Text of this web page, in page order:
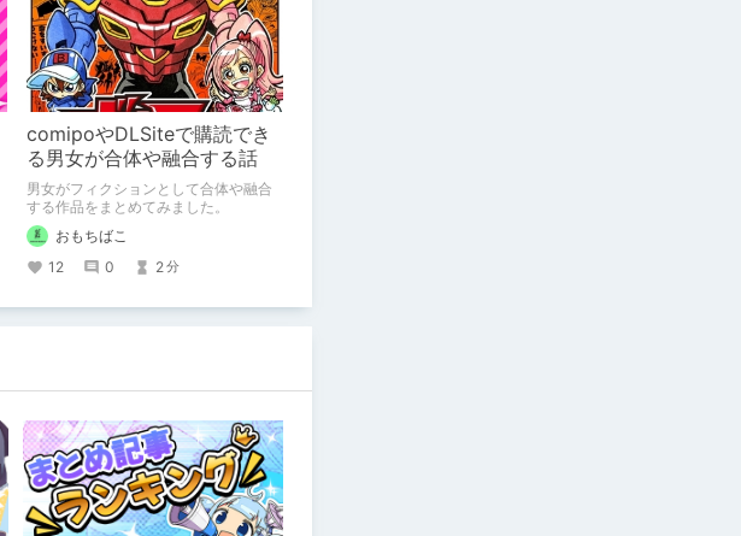
comipoやDLSiteで購読でき
る男女が合体や融合する話
男女がフィクションとして合体や融合
する作品をまとめてみました。
おもちばこ
12
0 2分